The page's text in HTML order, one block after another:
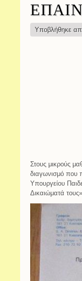
Υποβλήθηκε
Στους μικρούς
διαγωνισμό που
Υπουργείου
Δικαιώματά